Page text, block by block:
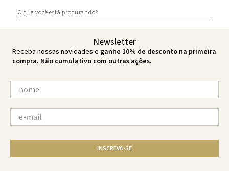
Newsletter
Receba nossas novidades e ganhe 10% de desconto na primeira
compra. Não cumulativo com outras ações.
INSCREVA-SE